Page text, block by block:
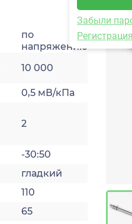
Забыли
Регистрация
по
напряжению
10 000
0,5 мВ/кПа
2
-30:50
гладкий
110
65